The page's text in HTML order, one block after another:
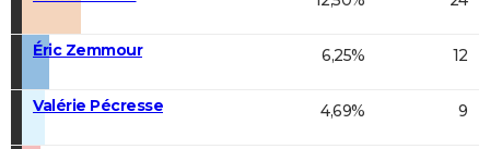
Éric Zemmour 6,25% 12
Valérie Pécresse 4,69% 9